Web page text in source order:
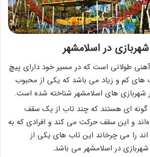
در اسلامشهر
طولانی است که در مسیر خود دارای پیچ
های کم و زیاد می باشد که یکی از محبوب
شهربازی های اسلامشهر شناخته شده است.
گونه ای هستند که چند تاب از یک سقف
و این سقف حرکت می کند و افرادی که به
را می چرخاند این تاب های یکی از
در اسلامشهر می باشد.